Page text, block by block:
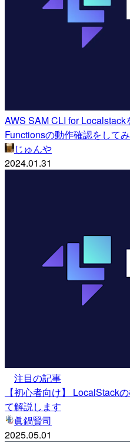
AWS SAM CLI for
Functionsの動作確認をして
じゅんや
2024.01.31
注目の記事
【初心者向け】 LocalStack
て解説します
眞鍋賢司
2025.05.01